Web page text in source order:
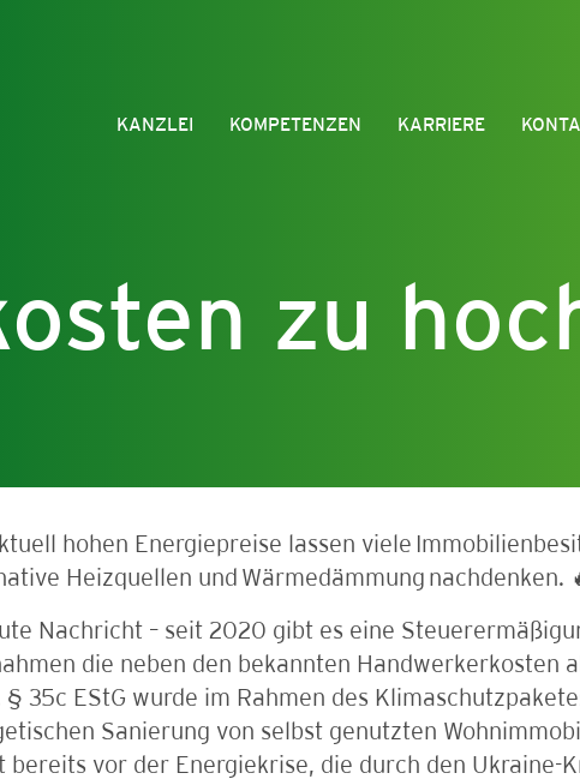
KANZLEI KOMPETENZEN KARRIERE
zu
hohen Energiepreise lassen viele
Heizquellen und Wärmedämmung nachdenken.
Nachricht – seit 2020 gibt es eine
die neben den bekannten Handwerkerkosten
§ 35c EStG wurde im Rahmen des
Sanierung von selbst genutzten
bereits vor der Energiekrise, die durch den Ukraine-